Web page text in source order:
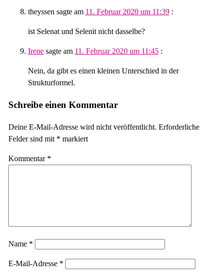
theyssen sagte am 11. Februar 2020 um 11:39 :
ist Selenat und Selenit nicht dasselbe?
Irenesagte am 11. Februar 2020 um 11:45 :
Nein, da gibt es einen kleinen Unterschied in der
Strukturformel.
Schreibe einen Kommentar
Deine E-Mail-Adresse wird nicht veröffentlicht. Erforderliche
Felder sind mit * markiert
Kommentar *
Name *
E-Mail-Adresse *